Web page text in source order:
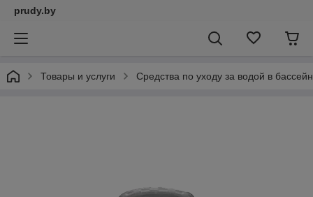
prudy.by
Товары и услуги Средства по уходу за водой в